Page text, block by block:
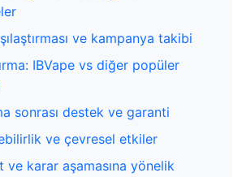
ve kampanya takibi
IBVape vs diğer popüler
sonrası destek ve garanti
ve çevresel etkiler
ve karar aşamasına yönelik